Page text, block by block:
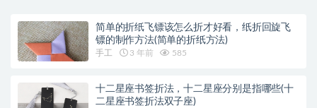
简单的折纸飞镖该怎么折才好看，纸折回旋飞
镖的制作方法(简单的折纸方法)
手工 3 年前 585
十二星座书签折法，十二星座分别是指哪些(十
二星座书签折法双子座)